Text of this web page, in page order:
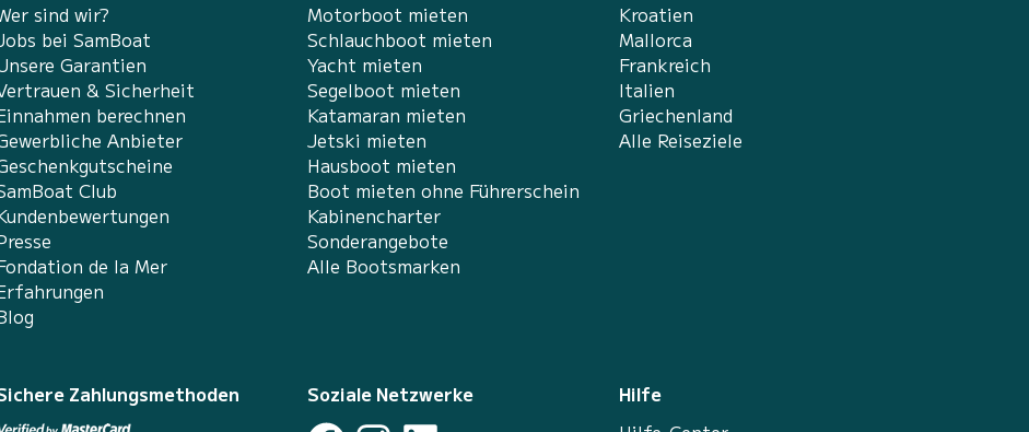
sind wir?
bei SamBoat
Garantien
& Sicherheit
berechnen
Anbieter
Club
de la Mer
Motorboot mieten
Schlauchboot mieten
Yacht mieten
Segelboot mieten
Katamaran mieten
Jetski mieten
Hausboot mieten
Boot mieten ohne Führerschein
Kabinencharter
Sonderangebote
Alle Bootsmarken
Kroatien
Mallorca
Frankreich
Italien
Griechenland
Alle Reiseziele
Hilfe
Zahlungsmethoden Soziale Netzwerke